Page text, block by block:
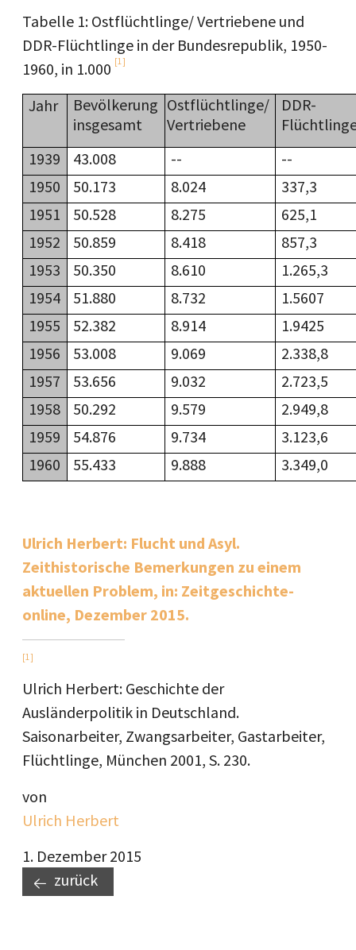
Tabelle 1: Ostflüchtlinge/ Vertriebene und
DDR-Flüchtlinge in der Bundesrepublik, 1950-
1960, in 1.000 [1]
Jahr
Bevölkerung
insgesamt
Ostflüchtlinge/
Vertriebene
DDR-
1939
43.008 --
--
1950
50.173 8.024
337,3
1951
50.528 8.275
625,1
1952
50.859 8.418
857,3
1953
50.350 8.610
1.265,3
1954
51.880 8.732
1.5607
1955
52.382 8.914
1.9425
1956
53.008 9.069
2.338,8
1957
53.656 9.032
2.723,5
1958
50.292 9.579
2.949,8
1959
54.876 9.734
3.123,6
1960
55.433 9.888 3.349,0
Ulrich Herbert: Flucht und Asyl.
Zeithistorische Bemerkungen zu einem
aktuellen Problem, in: Zeitgeschichte-
online, Dezember 2015.
[1]
Ulrich Herbert: Geschichte der
Ausländerpolitik in Deutschland.
Saisonarbeiter, Zwangsarbeiter, Gastarbeiter,
Flüchtlinge, München 2001, S. 230.
von
Ulrich Herbert
1. Dezember 2015
zurück